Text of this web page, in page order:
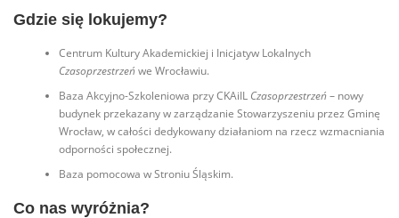
Gdzie się lokujemy?
Centrum Kultury Akademickiej i Inicjatyw Lokalnych
Czasoprzestrzeńwe Wrocławiu.
Baza Akcyjno-Szkoleniowa przy CKAiIL Czasoprzestrzeń– nowy
budynek przekazany w zarządzanie Stowarzyszeniu przez Gminę
Wrocław, w całości dedykowany działaniom na rzecz wzmacniania
odporności społecznej.
Baza pomocowa w Stroniu Śląskim.
Co nas wyróżnia?